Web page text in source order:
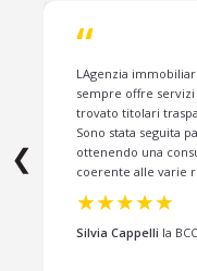
❮
“
LAgenzia
sempre offre
trovato titolari
Sono stata seguita
ottenendo una
coerente alle varie
★★★★★
Silvia Cappelli la